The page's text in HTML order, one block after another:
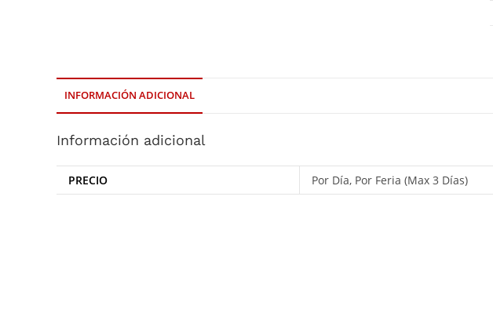
INFORMACIÓN ADICIONAL
Información adicional
PRECIO Por Día, Por Feria (Max 3 Días)